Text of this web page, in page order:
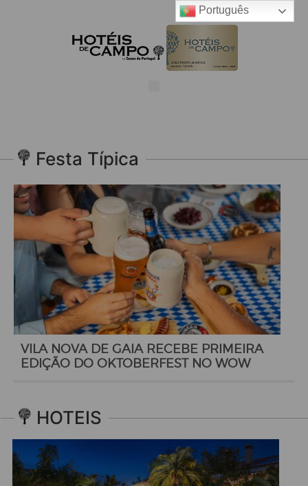
Festa Típica
VILA NOVA DE GAIA RECEBE PRIMEIRA
EDIÇÃO DO OKTOBERFEST NO WOW
HOTEIS
Português